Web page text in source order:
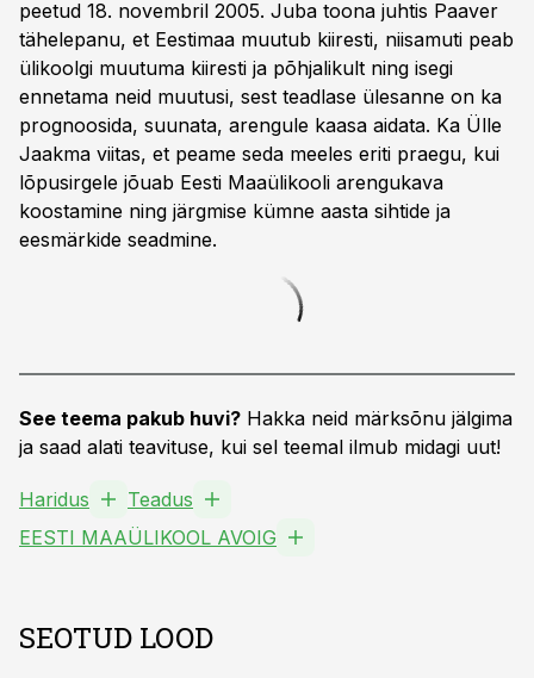
peetud 18. novembril 2005. Juba toona juhtis Paaver
tähelepanu, et Eestimaa muutub kiiresti, niisamuti peab
ülikoolgi muutuma kiiresti ja põhjalikult ning isegi
ennetama neid muutusi, sest teadlase ülesanne on ka
prognoosida, suunata, arengule kaasa aidata. Ka Ülle
Jaakma viitas, et peame seda meeles eriti praegu, kui
lõpusirgele jõuab Eesti Maaülikooli arengukava
koostamine ning järgmise kümne aasta sihtide ja
eesmärkide seadmine.
See teema pakub huvi? Hakka neid märksõnu jälgima
ja saad alati teavituse, kui sel teemal ilmub midagi uut!
Haridus
Teadus
EESTI MAAÜLIKOOL AVOIG
SEOTUD LOOD